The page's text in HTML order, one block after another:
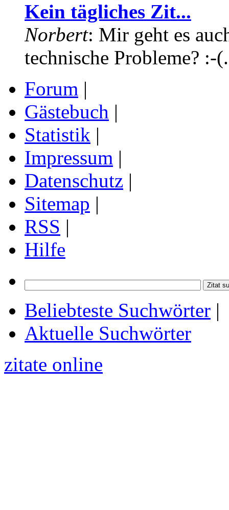
Kein tägliches Zit...
Norbert: Mir geht es
technische Probleme? :-
Forum |
Gästebuch |
Statistik |
Impressum |
Datenschutz |
Sitemap |
RSS |
Hilfe
Beliebteste Suchwörter |
Aktuelle Suchwörter
zitate online